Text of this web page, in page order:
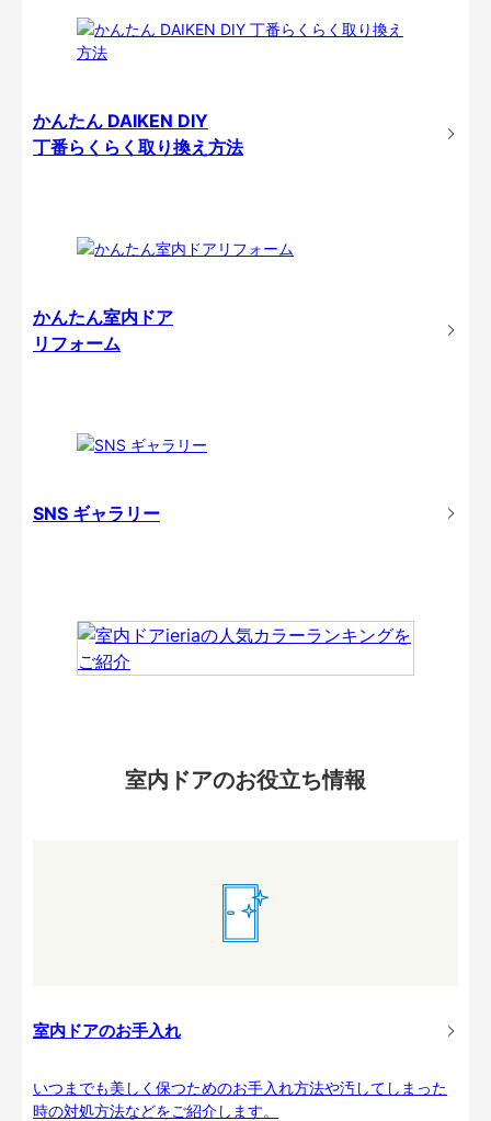
かんたん DAIKEN DIY
丁番らくらく取り換え方法
かんたん室内ドア
リフォーム
SNS ギャラリー
室内ドアのお役立ち情報
室内ドアのお手入れ
いつまでも美しく保つためのお手入れ方法や汚してしまった
時の対処方法などをご紹介します。